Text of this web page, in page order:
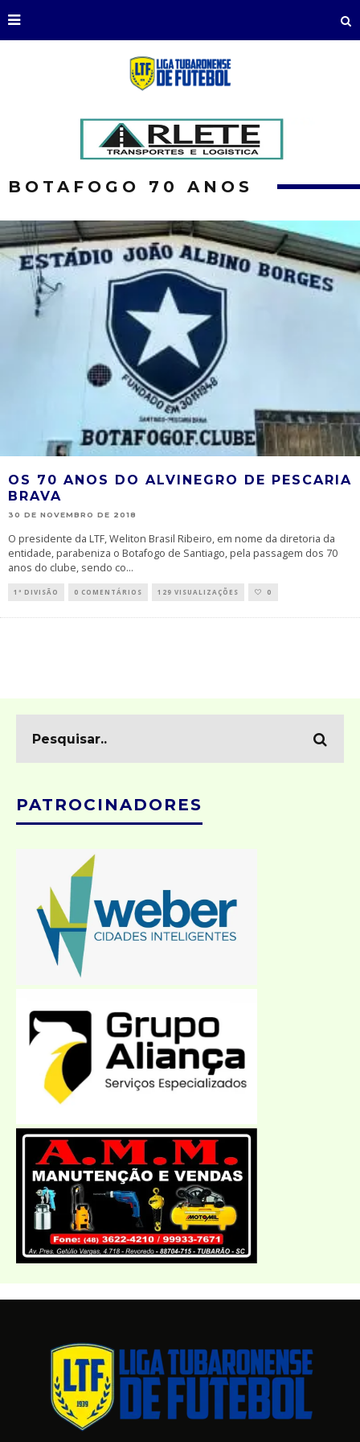
BOTAFOGO 70 ANOS
OS 70 ANOS DO ALVINEGRO DE PESCARIA
BRAVA
30 DE NOVEMBRO DE 2018
O presidente da LTF, Weliton Brasil Ribeiro, em nome da diretoria da
entidade, parabeniza o Botafogo de Santiago, pela passagem dos 70
anos do clube, sendo co...
1ª DIVISÃO 0 COMENTÁRIOS 129 VISUALIZAÇÕES 0
PATROCINADORES